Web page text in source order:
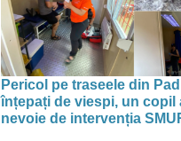
Pericol pe traseele din
înțepați de viespi, un copil
nevoie de intervenția